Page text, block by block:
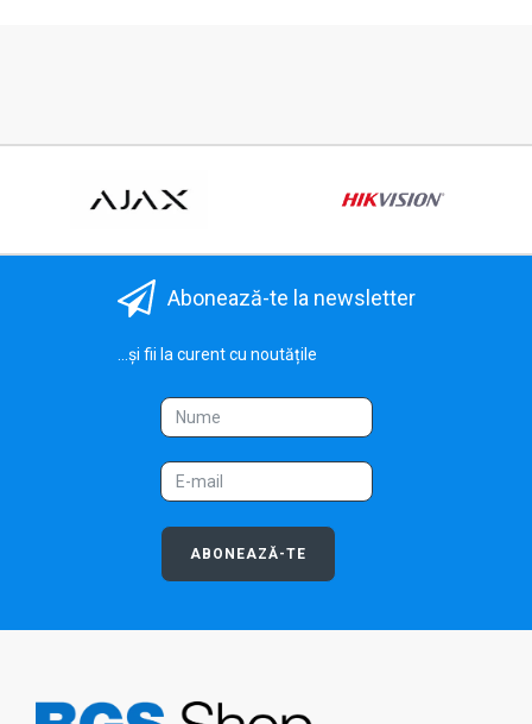
Abonează-te la newsletter
...și fii la curent cu noutățile
ABONEAZĂ-TE